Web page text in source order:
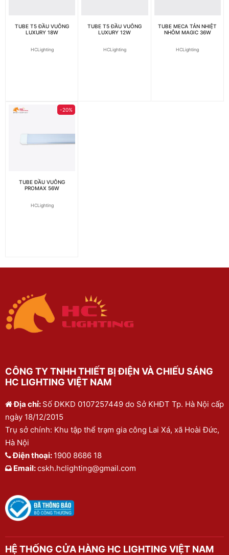
TUBE T5 ĐẦU VUÔNG
LUXURY 18W
HCLighting
TUBE T5 ĐẦU VUÔNG
LUXURY 12W
HCLighting
TUBE MECA TẢN NHIỆT
NHÔM MAGIC 36W
HCLighting
-20%
TUBE ĐẦU VUÔNG
PROMAX 56W
HCLighting
CÔNG TY TNHH THIẾT BỊ ĐIỆN VÀ CHIẾU SÁNG
HC LIGHTING VIỆT NAM
Địa chỉ: Số ĐKKD 0107257449 do Sở KHĐT Tp. Hà Nội cấp
ngày 18/12/2015
Trụ sở chính: Khu tập thể trạm gia công Lai Xá, xã Hoài Đức,
Hà Nội
Điện thoại: 1900 8686 18
Email:cskh.hclighting@gmail.com
HỆ THỐNG CỬA HÀNG HC LIGHTING VIỆT NAM